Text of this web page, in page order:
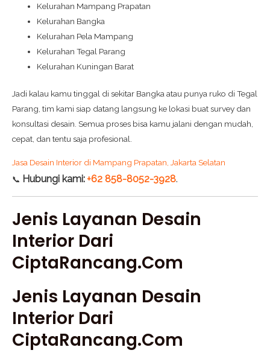
Kelurahan Mampang Prapatan
Kelurahan Bangka
Kelurahan Pela Mampang
Kelurahan Tegal Parang
Kelurahan Kuningan Barat
Jadi kalau kamu tinggal di sekitar Bangka atau punya ruko di Tegal
Parang, tim kami siap datang langsung ke lokasi buat survey dan
konsultasi desain. Semua proses bisa kamu jalani dengan mudah,
cepat, dan tentu saja profesional.
Jasa Desain Interior di Mampang Prapatan, Jakarta Selatan
📞 Hubungi kami:+62 858-8052-3928.
Jenis Layanan Desain
Interior Dari
CiptaRancang.com
Jenis Layanan Desain
Interior Dari
CiptaRancang.com